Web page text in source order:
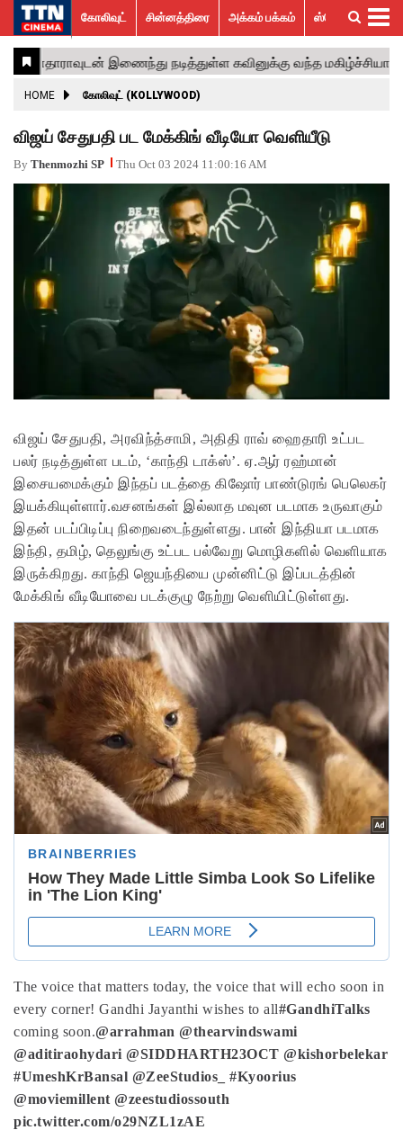
கோலிவுட்
சின்னத்திரை
பாலிவுட்
ஹாலிவுட்
அக்கம்
பக்கம்
ஸ்பெஷல்
ஸ்டோரீஸ்
விமர்சனம்
GALLERY
ACTRESS
ACTORS
MOVIESTILLS
EVENTS
VIDEOS
What’s
Hot
Trending
News
கோலிவுட் சின்னத்திரை அக்கம் பக்கம் ஸ்பெஷல் ஸ்டோரீஸ்
HOME கோலிவுட் (KOLLYWOOD)
விஜய் சேதுபதி பட மேக்கிங் வீடியோ வெளியீடு
By Thenmozhi SP Thu Oct 03 2024 11:00:16 AM
விஜய் சேதுபதி, அரவிந்த்சாமி, அதிதி ராவ் ஹைதாரி உட்பட
பலர் நடித்துள்ள படம், ‘காந்தி டாக்ஸ்’. ஏ.ஆர் ரஹ்மான்
இசையமைக்கும் இந்தப் படத்தை கிஷோர் பாண்டுரங் பெலெகர்
இயக்கியுள்ளார்.வசனங்கள் இல்லாத மவுன படமாக உருவாகும்
இதன் படப்பிடிப்பு நிறைவடைந்துள்ளது. பான் இந்தியா படமாக
இந்தி, தமிழ், தெலுங்கு உட்பட பல்வேறு மொழிகளில் வெளியாக
இருக்கிறது. காந்தி ஜெயந்தியை முன்னிட்டு இப்படத்தின்
மேக்கிங் வீடியோவை படக்குழு நேற்று வெளியிட்டுள்ளது.
The voice that matters today, the voice that will echo soon in
every corner! Gandhi Jayanthi wishes to all#GandhiTalks
coming soon.@arrahman @thearvindswami
@aditiraohydari @SIDDHARTH23OCT @kishorbelekar
#UmeshKrBansal @ZeeStudios_
#Kyoorius
@moviemillent @zeestudiossouth
pic.twitter.com/o29NZL1zAE